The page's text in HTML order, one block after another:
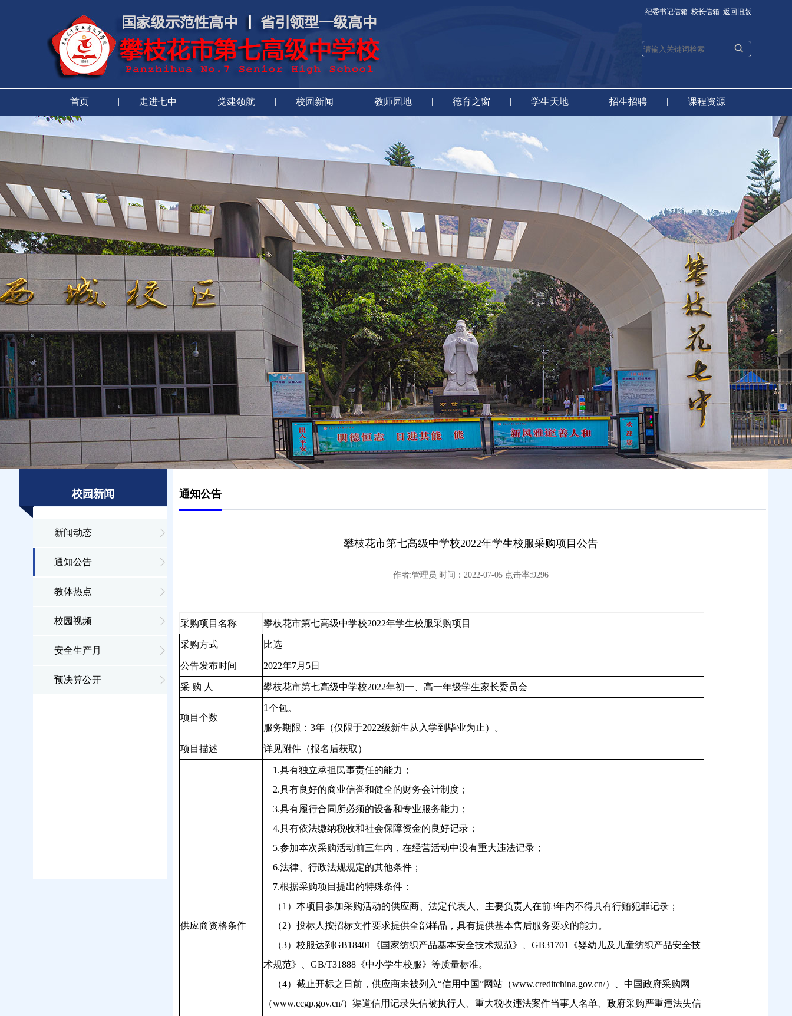
纪委书记信箱 校长信箱 返回旧版
首页 | 走进七中 | 党建领航 | 校园新闻 | 教师园地 | 德育之窗 | 学生天地 | 招生招聘 | 课程资源
校园新闻
新闻动态
通知公告
教体热点
校园视频
安全生产月
预决算公开
通知公告
攀枝花市第七高级中学校2022年学生校服采购项目公告
作者:管理员 时间：2022-07-05 点击率:9296
采购项目名称 攀枝花市第七高级中学校2022年学生校服采购项目
采购方式 比选
公告发布时间 2022年7月 5日
采 购 人 攀枝花市第七高级中学校2022年初一、高一年级学生家长委员会
项目个数
1个包。
服务期限： 3年（仅限于2022级新生从入学到毕业为止）。
项目描述 详见附件（报名后获取）
供应商资格条件
1 .具有独立承担民事责任的能力；
2.具有良好的商业信誉和健全的财务会计制度；
3.具有履行合同所必须的设备和专业服务能力；
4.具有依法缴纳税收和社会保障资金的良好记录；
5.参加本次采购活动前三年内，在经营活动中没有重大违法记录；
6.法律、行政法规规定的其他条件；
7.根据采购项目提出的特殊条件：
（1 ）本项目参加采购活动的供应商、法定代表人、主要负责人在前3年内不得具有行贿犯罪记录；
（2）投标人按招标文件要求提供全部样品，具有提供基本售后服务要求的能力。
（3）校服达到GB18401《国家纺织产品基本安全技术规范》、GB31701《婴幼儿及儿童纺织产品安全技
术规范》、GB/T31888《中小学生校服》等质量标准。
（4）截止开标之日前，供应商未被列入“信用中国”网站（www.creditchina.gov.cn/）、中国政府采购网
（www.ccgp.gov.cn/）渠道信用记录失信被执行人、重大税收违法案件当事人名单、政府采购严重违法失信